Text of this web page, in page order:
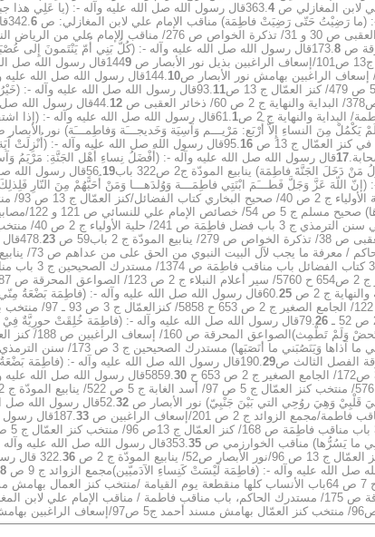
4 قال رسول الله صل الله عليه وآله -: (يا عَلِي هذا
-: (ما رَضِيْتُ حَتّى رَضِيَتْ فاطِمَة) مناقب الإمام علي لابن المغازلي: ص 342.6
ص 173.8
9
10
11
12
والنهاية ج 2 ص61.
1 قال رسول الله صل الله عليه وآله -: (إذا
مِنَ النساءِ إِلاّ أَرْبَع: مَرْيـــم وَآسِيَة وَخَديجـــَة وَفاطِمـــَة) نور الأبصار ص
16
17قال رسول الله صل الله عليه وآله -: (أَفْضَلُ نِساءِ أَهْل الجَنَّةِ: مَرْيَمُ وَآسيةُ وَخَديجَةُ
الجَنَّةَ فاطِمَة) ينابيع المودّة ج2 ص322 باب56.
19 قال رسول الله
(إنّ اللّهَ عَزَّ وَجَلَّ فَطـــَمَ ابْنَتِي فاطِمَـــة وَوُلدَهـــا وَمَنْ أَحَبًّهُمْ مِنَ النّارِ فَلِذلِكَ
ج 13 ص 93/ منتخب كنز العمّال ج 5 ص 97.
23
25
26 قال رسول الله صل الله عليه وآله -: (فاطِمَة خُلِقَتْ حورِيَّةٌ فِيْ
ص 160/ إسعاف الراغبين ص 188/ كنز العمّال ج 13 ص 94/ منتخب كنز العمّال ج 5 ص 97.
29
30
وَهِيَ روُحِي التي بَيْنَ جَنْبِيّ) نور الأبصار ص 52.32
الزوائد ج 2 ص 201/إسعاف الراغبين ص 187.
33
قال رسول
ما يَسُرُّها) مناقب الخوارزمي ص 353.35
36
صل الله عليه وآله -: (فاطِمَة لَيْسَتْ كَنِساءِ الآدَميّين)مجمع الزوائد ج 9 ص 202.
ص96.
لابن المغازلي ص 351.